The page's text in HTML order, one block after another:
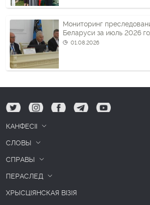
Мониторинг
Беларуси за июль 2026
01.08.2026
tw ig fb tg yt
КАНФЕСІІ
СЛОВЫ
СПРАВЫ
ПЕРАСЛЕД
ХРЫСЦІЯНСКАЯ ВІЗІЯ